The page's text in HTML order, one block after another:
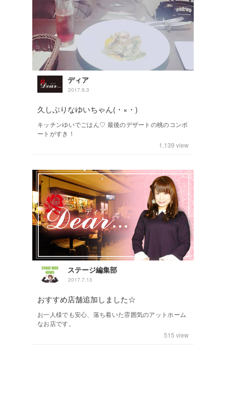
ディア
2017.9.3
久しぶりなゆいちゃん(・×・)
キッチンゆいでごはん♡ 最後のデザートの桃のコンポ
ートがすき！
1,139 view
ステージ編集部
2017.7.13
おすすめ店舗追加しました☆
お一人様でも安心、落ち着いた雰囲気のアットホーム
なお店です。
515 view